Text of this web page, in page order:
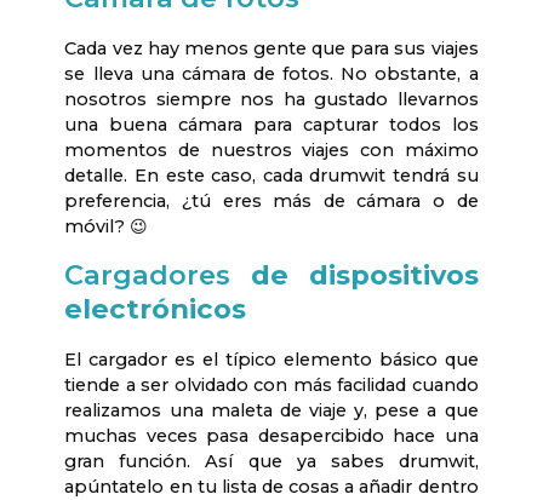
Cada vez hay menos gente que para sus viajes
se lleva una cámara de fotos. No obstante, a
nosotros siempre nos ha gustado llevarnos
una buena cámara para capturar todos los
momentos de nuestros viajes con máximo
detalle. En este caso, cada drumwit tendrá su
preferencia, ¿tú eres más de cámara o de
móvil? 😉
Cargadores de dispositivos
electrónicos
El cargador es el típico elemento básico que
tiende a ser olvidado con más facilidad cuando
realizamos una maleta de viaje y, pese a que
muchas veces pasa desapercibido hace una
gran función. Así que ya sabes drumwit,
apúntatelo en tu lista de cosas a añadir dentro